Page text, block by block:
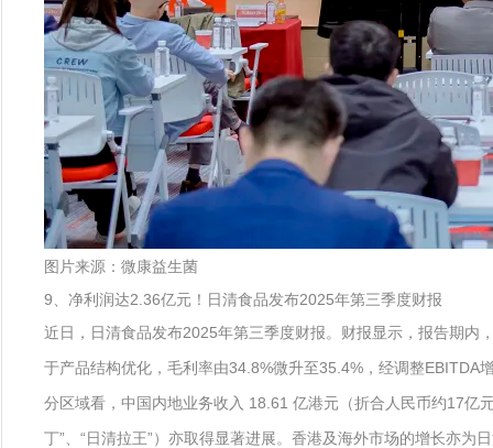
图片来源：微康益生菌
9、净利润达2.36亿元！日清食品发布2025年第三季度财报
近日，日清食品发布2025年第三季度财报。财报显示，报告期
于产品结构优化，毛利率由34.8%微升至35.4%，经调整EBITDA
分区域看，中国内地业务收入 18.61 亿港元（折合人民币约17亿
丁”、“日清拉王”）亦取得显著进展。香港及海外市场的增长亦